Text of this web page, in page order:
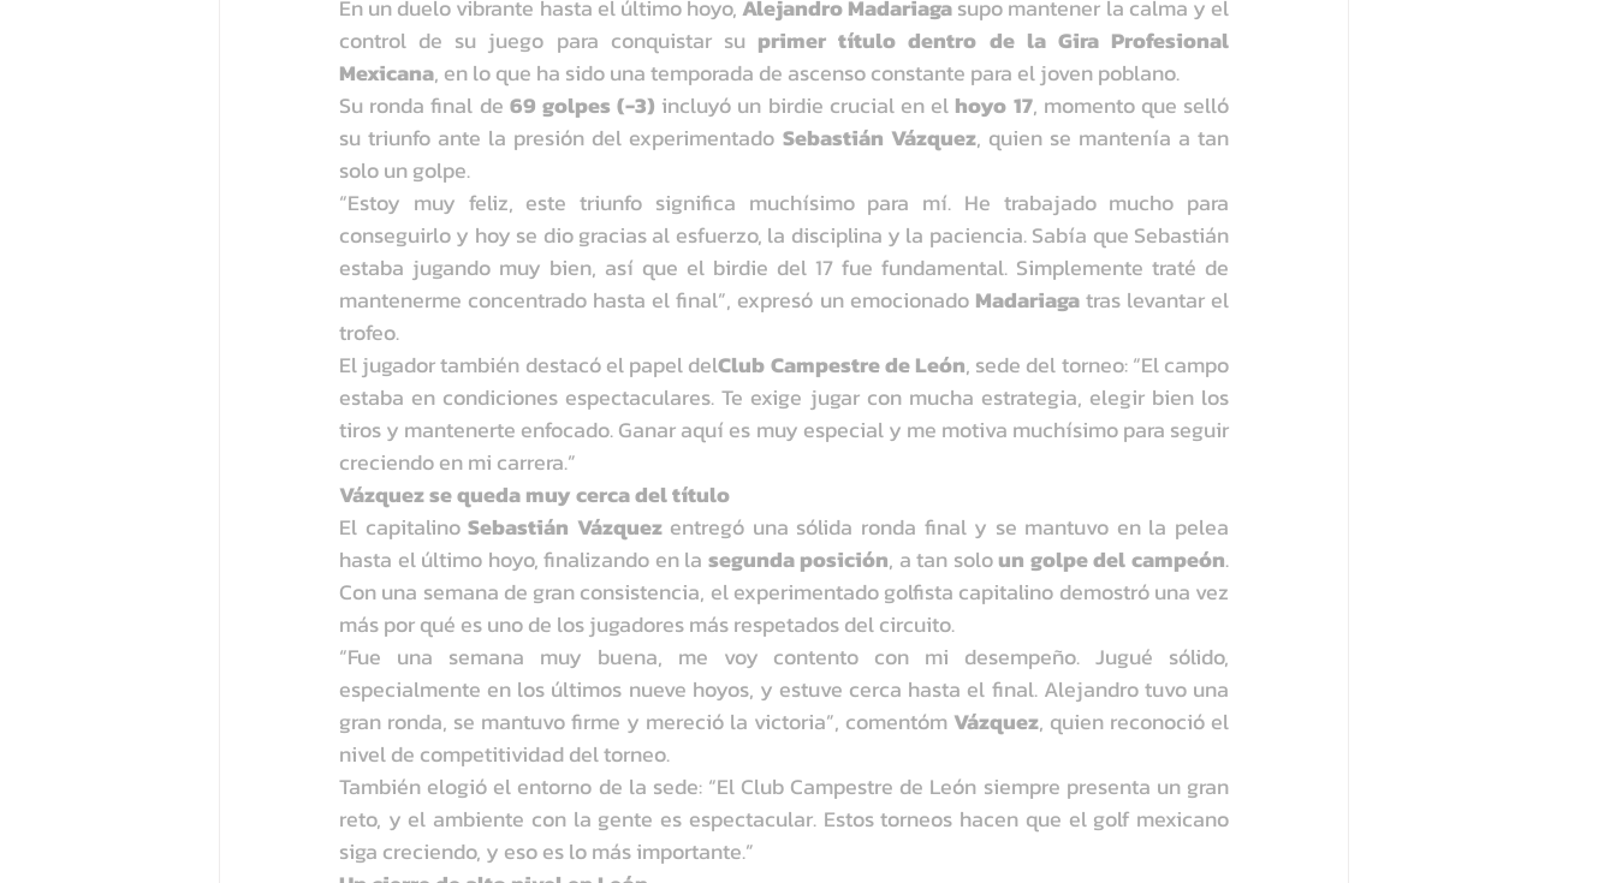
En un duelo vibrante hasta el último hoyo, Alejandro Madariaga supo mantener la calma y el
control de su juego para conquistar su primer título dentro de la Gira Profesional
Mexicana, en lo que ha sido una temporada de ascenso constante para el joven poblano.
Su ronda final de 69 golpes (-3) incluyó un birdie crucial en el hoyo 17, momento que selló
su triunfo ante la presión del experimentado Sebastián Vázquez, quien se mantenía a tan
solo un golpe.
“Estoy muy feliz, este triunfo significa muchísimo para mí. He trabajado mucho para
conseguirlo y hoy se dio gracias al esfuerzo, la disciplina y la paciencia. Sabía que Sebastián
estaba jugando muy bien, así que el birdie del 17 fue fundamental. Simplemente traté de
mantenerme concentrado hasta el final”, expresó un emocionado Madariaga tras levantar el
trofeo.
El jugador también destacó el papel delClub Campestre de León, sede del torneo: “El campo
estaba en condiciones espectaculares. Te exige jugar con mucha estrategia, elegir bien los
tiros y mantenerte enfocado. Ganar aquí es muy especial y me motiva muchísimo para seguir
creciendo en mi carrera.”
Vázquez se queda muy cerca del título
El capitalino Sebastián Vázquez entregó una sólida ronda final y se mantuvo en la pelea
hasta el último hoyo, finalizando en la segunda posición, a tan solo un golpe del campeón.
Con una semana de gran consistencia, el experimentado golfista capitalino demostró una vez
más por qué es uno de los jugadores más respetados del circuito.
“Fue una semana muy buena, me voy contento con mi desempeño. Jugué sólido,
especialmente en los últimos nueve hoyos, y estuve cerca hasta el final. Alejandro tuvo una
gran ronda, se mantuvo firme y mereció la victoria”, comentóm Vázquez, quien reconoció el
nivel de competitividad del torneo.
También elogió el entorno de la sede: “El Club Campestre de León siempre presenta un gran
reto, y el ambiente con la gente es espectacular. Estos torneos hacen que el golf mexicano
siga creciendo, y eso es lo más importante.”